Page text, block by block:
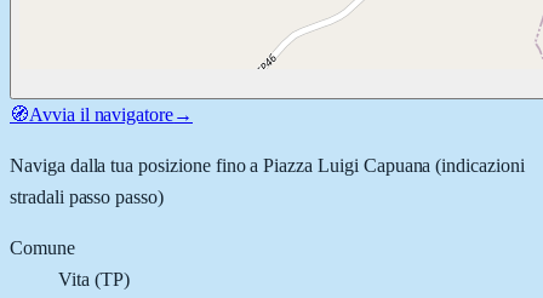
🧭Avvia il navigatore→
Naviga dalla tua posizione fino aPiazza Luigi Capuana (indicazioni
stradali passo passo)
Comune
Vita (TP)